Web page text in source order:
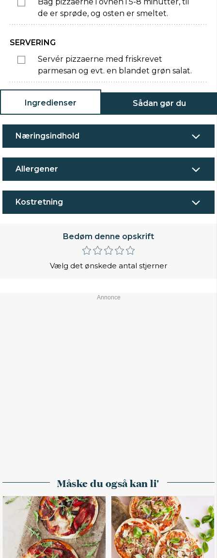
de er sprøde, og osten er smeltet.
SERVERING
Servér pizzaerne med friskrevet
parmesan og evt. en blandet grøn salat.
Ingredienser Sådan gør du
Næringsindhold
Allergener
Kostretning
Bedøm denne opskrift
Vælg det ønskede antal stjerner
Måske du også kan li'